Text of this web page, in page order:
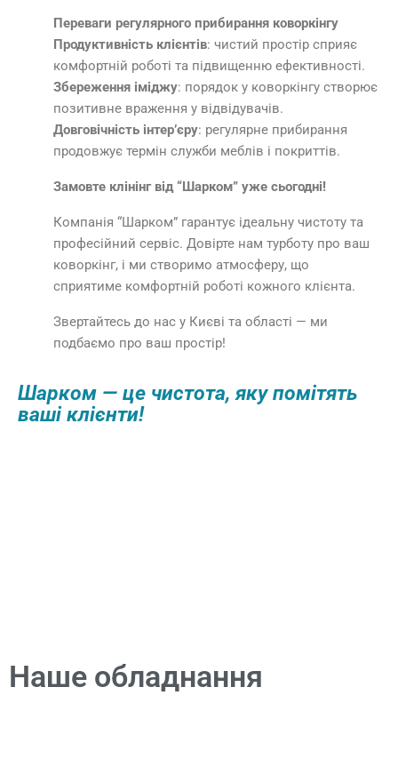
Переваги регулярного прибирання коворкінгу
Продуктивність клієнтів: чистий простір сприяє
комфортній роботі та підвищенню ефективності.
Збереження іміджу: порядок у коворкінгу створює
позитивне враження у відвідувачів.
Довговічність інтер’єру: регулярне прибирання
продовжує термін служби меблів і покриттів.
Замовте клінінг від “Шарком” уже сьогодні!
Компанія “Шарком” гарантує ідеальну чистоту та
професійний сервіс. Довірте нам турботу про ваш
коворкінг, і ми створимо атмосферу, що
сприятиме комфортній роботі кожного клієнта.
Звертайтесь до нас у Києві та області — ми
подбаємо про ваш простір!
Шарком — це чистота, яку помітять
ваші клієнти!
Наше обладнання